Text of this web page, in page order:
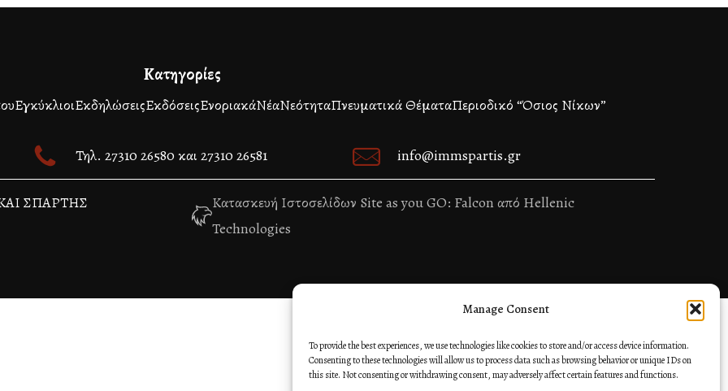
Manage Consent
To provide the best experiences, we use technologies like cookies to store and/or access device information.
Consenting to these technologies will allow us to process data such as browsing behavior or unique IDs on
this site. Not consenting or withdrawing consent, may adversely affect certain features and functions.
Κατηγορίες
ΕγκύκλιοιΕκδηλώσειςΕκδόσειςΕνοριακάΝέαΝεότηταΠνευματικά ΘέματαΠεριοδικό “Όσιος Νίκων”
Τηλ. 27310 26580 και 27310 26581 info@immspartis.gr
ΣΠΑΡΤΗΣ
Κατασκευή Ιστοσελίδων Site as you GO: Falcon από Hellenic
Technologies